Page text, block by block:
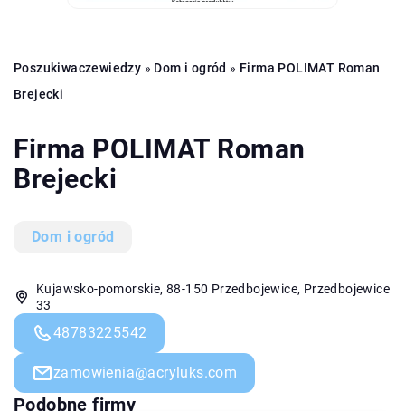
Poszukiwaczewiedzy » Dom i ogród » Firma POLIMAT Roman
Brejecki
Firma POLIMAT Roman
Brejecki
Dom i ogród
Kujawsko-pomorskie, 88-150 Przedbojewice, Przedbojewice
33
48783225542
zamowienia@acryluks.com
Podobne firmy